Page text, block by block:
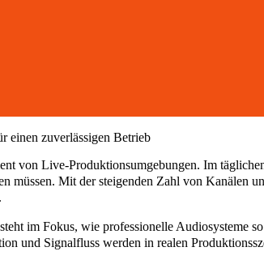
einen zuverlässigen Betrieb
von Live-Produktionsumgebungen. Im
müssen. Mit der steigenden Zahl von Kanälen
steht im Fokus, wie professionelle Audiosysteme
und Signalfluss werden in realen